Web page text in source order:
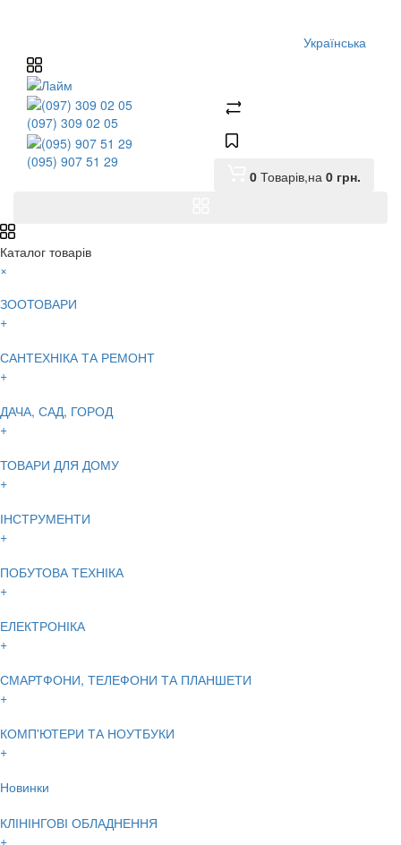
Українська
(097) 309 02 05
(095) 907 51 29
0 Товарів,на 0 грн.
Каталог товарів
×
ЗООТОВАРИ
+
САНТЕХНІКА ТА РЕМОНТ
+
ДАЧА, САД, ГОРОД
+
ТОВАРИ ДЛЯ ДОМУ
+
ІНСТРУМЕНТИ
+
ПОБУТОВА ТЕХНІКА
+
ЕЛЕКТРОНІКА
+
СМАРТФОНИ, ТЕЛЕФОНИ ТА ПЛАНШЕТИ
+
КОМП'ЮТЕРИ ТА НОУТБУКИ
+
Новинки
КЛІНІНГОВІ ОБЛАДНЕННЯ
+